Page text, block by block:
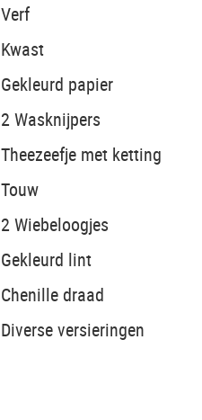
Verf
Kwast
Gekleurd papier
2 Wasknijpers
Theezeefje met ketting
Touw
2 Wiebeloogjes
Gekleurd lint
Chenille draad
Diverse versieringen